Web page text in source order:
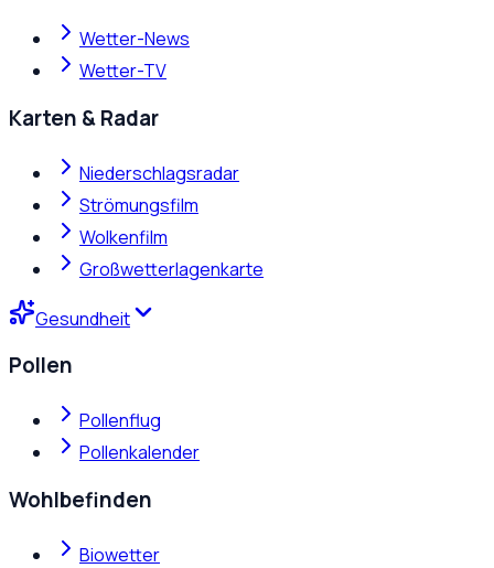
Wetter-News
Wetter-TV
Karten & Radar
Niederschlagsradar
Strömungsfilm
Wolkenfilm
Großwetterlagenkarte
Gesundheit
Pollen
Pollenflug
Pollenkalender
Wohlbefinden
Biowetter